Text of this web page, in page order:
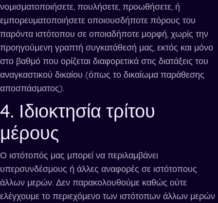
νομισματοποιήσετε, πουλήσετε, προωθήσετε, ή
εμπορευματοποιήσετε οποιουσδήποτε πόρους του
παρόντα ιστότοπου σε οποιαδήποτε μορφή, χωρίς την
προηγούμενη γραπτή συγκατάθεσή μας, εκτός και μόνο
στο βαθμό που ορίζεται διαφορετικά στις διατάξεις του
αναγκαστικού δικαίου (όπως το δικαίωμα παράθεσης
αποσπάσματος).
4. Ιδιοκτησία τρίτου
μέρους
Ο ιστότοπός μας μπορεί να περιλαμβάνει
υπερσυνδέσμους ή άλλες αναφορές σε ιστότοπους
άλλων μερών. Δεν παρακολουθούμε καθώς ούτε
ελέγχουμε το περιεχόμενο των ιστότοπων άλλων μερών